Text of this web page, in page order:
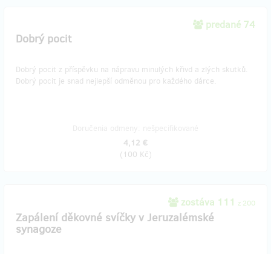
predané 74
Dobrý pocit
Dobrý pocit z příspěvku na nápravu minulých křivd a zlých skutků.
Dobrý pocit je snad nejlepší odměnou pro každého dárce.
4,12 €
(100 Kč)
zostáva 111 z 200
Zapálení děkovné svíčky v Jeruzalémské
synagoze